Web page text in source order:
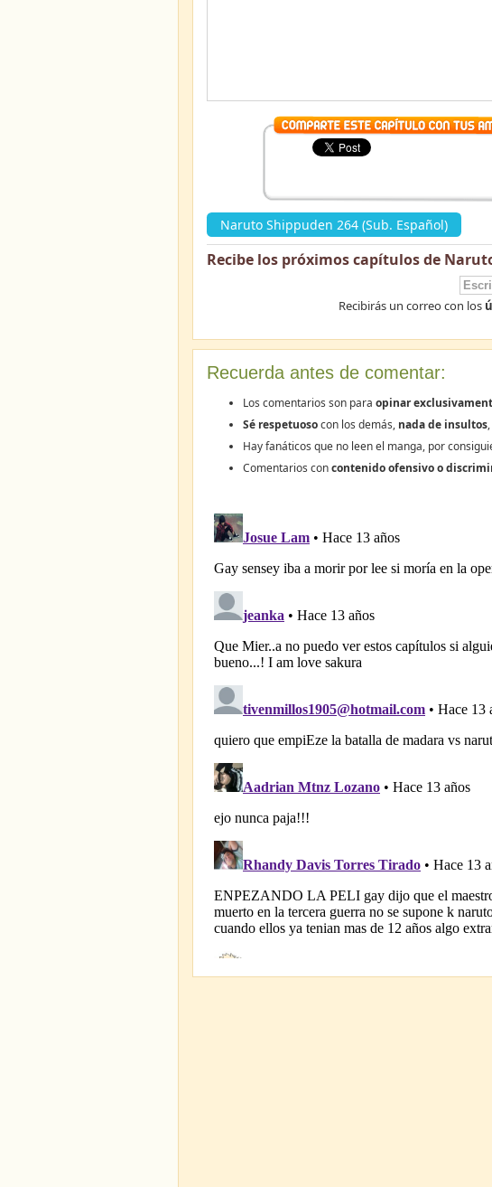
Naruto Shippuden 264 (Sub. Español)
Recibe los próximos capítulos de
Recibirás un correo con los
Recuerda antes de comentar:
Los comentarios son para opinar
Sé respetuosocon los demás, nada de insultos
Hay fanáticos que no leen el manga, por
Comentarios concontenido ofensivo o